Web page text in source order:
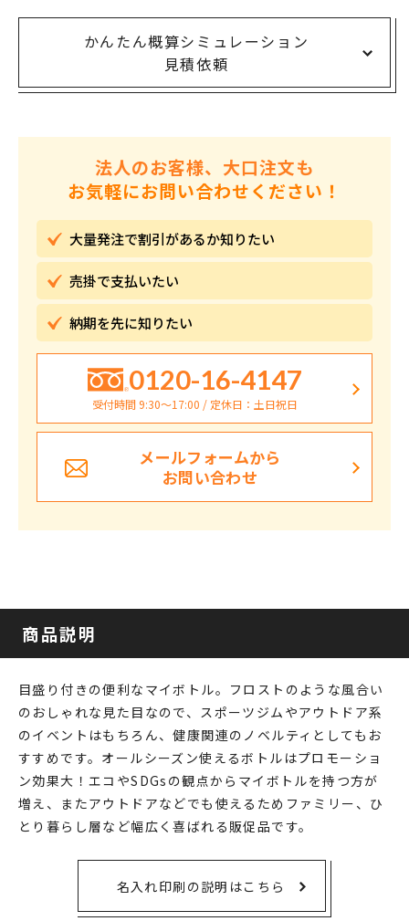
かんたん概算シミュレーション
見積依頼
法人のお客様、大口注文も
お気軽にお問い合わせください！
大量発注で割引があるか知りたい
売掛で支払いたい
納期を先に知りたい
0120-16-4147
受付時間 9:30〜17:00 / 定休日：土日祝日
メールフォームから
お問い合わせ
商品説明
目盛り付きの便利なマイボトル。フロストのような風合い
のおしゃれな見た目なので、スポーツジムやアウトドア系
のイベントはもちろん、健康関連のノベルティとしてもお
すすめです。オールシーズン使えるボトルはプロモーショ
ン効果大！エコやSDGsの観点からマイボトルを持つ方が
増え、またアウトドアなどでも使えるためファミリー、ひ
とり暮らし層など幅広く喜ばれる販促品です。
名入れ印刷の説明はこちら